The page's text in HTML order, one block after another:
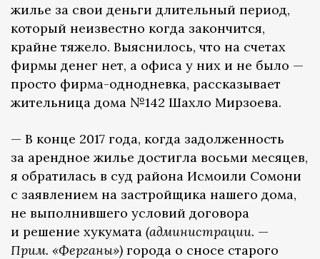
жилье за свои деньги длительный период,
который неизвестно когда закончится,
крайне тяжело. Выяснилось, что на счетах
фирмы денег нет, а офиса у них и не было —
просто фирма-однодневка, рассказывает
жительница дома №142 Шахло Мирзоева.
— В конце 2017 года, когда задолженность
за арендное жилье достигла восьми месяцев,
я обратилась в суд района Исмоили Сомони
с заявлением на застройщика нашего дома,
не выполнившего условий договора
и решение хукумата (администрации. —
Прим. «Ферганы») города о сносе старого